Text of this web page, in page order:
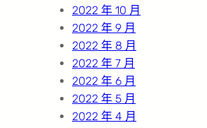
2022 年 10 月
2022 年 9 月
2022 年 8 月
2022 年 7 月
2022 年 6 月
2022 年 5 月
2022 年 4 月